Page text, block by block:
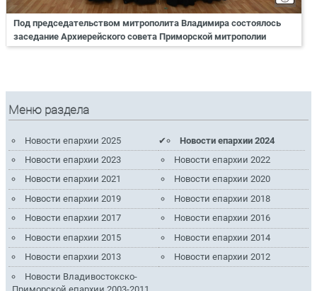
Под председательством митрополита Владимира состоялось
заседание Архиерейского совета Приморской митрополии
Меню раздела
Новости епархии 2025
Новости епархии 2024
Новости епархии 2023
Новости епархии 2022
Новости епархии 2021
Новости епархии 2020
Новости епархии 2019
Новости епархии 2018
Новости епархии 2017
Новости епархии 2016
Новости епархии 2015
Новости епархии 2014
Новости епархии 2013
Новости епархии 2012
Новости Владивостокско-